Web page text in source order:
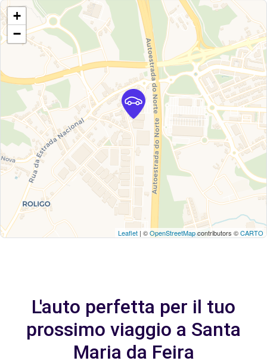
+
−
Leaflet | ©OpenStreetMapcontributors ©CARTO
L'auto perfetta per il tuo
prossimo viaggio a Santa
Maria da Feira